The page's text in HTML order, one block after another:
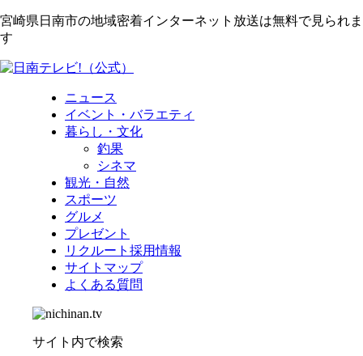
宮崎県日南市の地域密着インターネット放送は無料で見られま
す
ニュース
イベント・バラエティ
暮らし・文化
釣果
シネマ
観光・自然
スポーツ
グルメ
プレゼント
リクルート採用情報
サイトマップ
よくある質問
サイト内で検索